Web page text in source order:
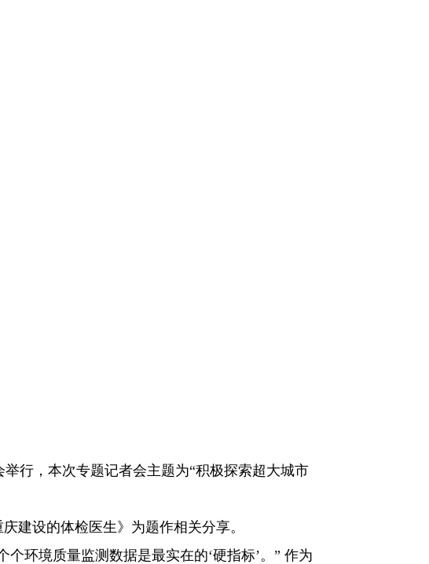
行，本次专题记者会主题为“积极探索超大城市
建设的体检医生》为题作相关分享。
环境质量监测数据是最实在的‘硬指标’。” 作为